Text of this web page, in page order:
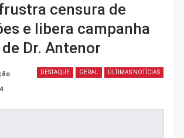
censura de
e libera campanha
Dr. Antenor
DESTAQUE GERAL ÚLTIMAS NOTÍCIAS